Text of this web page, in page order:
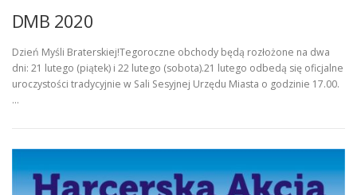
DMB 2020
Dzień Myśli Braterskiej!Tegoroczne obchody będą rozłożone na dwa
dni: 21 lutego (piątek) i 22 lutego (sobota).21 lutego odbedą się oficjalne
uroczystości tradycyjnie w Sali Sesyjnej Urzędu Miasta o godzinie 17.00.
…